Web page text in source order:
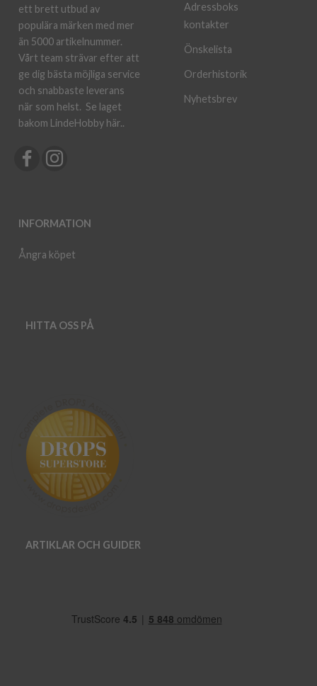
ett brett utbud av
populära märken med mer
än 5000 artikelnummer.
Vårt team strävar efter att
ge dig bästa möjliga service
och snabbaste leverans
när som helst. Se laget
bakom LindeHobby här..
INFORMATION
Ångra köpet
Adressboks
kontakter
Önskelista
Orderhistorik
Nyhetsbrev
HITTA OSS PÅ
ARTIKLAR OCH GUIDER